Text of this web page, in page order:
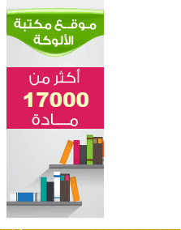
القرآن والتربية في صدارة البرامج الصيفية